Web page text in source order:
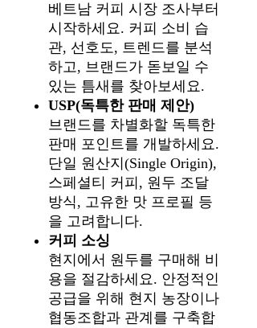
베트남 커피 시장 조사부터
시작하세요. 커피 소비 습
관, 선호도, 트렌드를 분석
하고, 브랜드가 돋보일 수
있는 틈새를 찾아보세요.
USP(독특한 판매 제안)
브랜드를 차별화할 독특한
판매 포인트를 개발하세요.
단일 원산지(Single Origin),
스페셜티 커피, 원두 조달
방식, 고유한 맛 프로필 등
을 고려합니다.
커피 소싱
현지에서 원두를 구매해 비
용을 절감하세요. 안정적인
공급을 위해 현지 농장이나
협동조합과 관계를 구축합